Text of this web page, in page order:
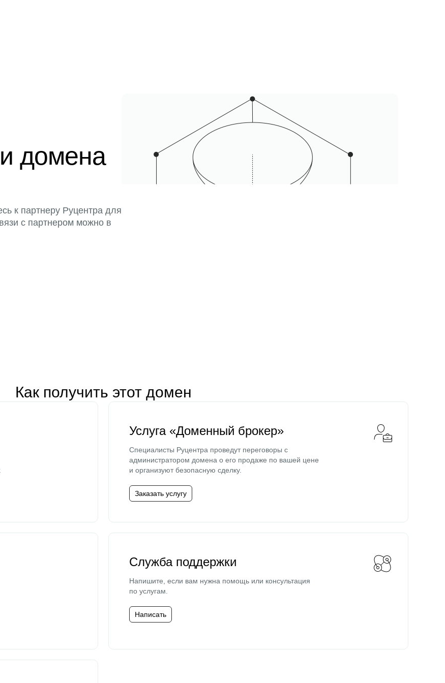
домена
к партнеру Руцентра для
с партнером можно в
Как получить этот домен
Услуга «Доменный брокер»
Специалисты Руцентра проведут переговоры с
администратором домена о его продаже по вашей цене
и организуют безопасную сделку.
Заказать услугу
Служба поддержки
Напишите, если вам нужна помощь или консультация
по услугам.
Написать